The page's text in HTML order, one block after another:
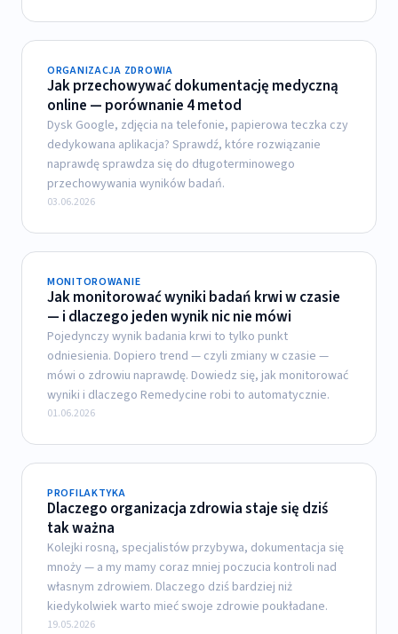
ORGANIZACJA ZDROWIA
Jak przechowywać dokumentację medyczną
online — porównanie 4 metod
Dysk Google, zdjęcia na telefonie, papierowa teczka czy
dedykowana aplikacja? Sprawdź, które rozwiązanie
naprawdę sprawdza się do długoterminowego
przechowywania wyników badań.
03.06.2026
MONITOROWANIE
Jak monitorować wyniki badań krwi w czasie
— i dlaczego jeden wynik nic nie mówi
Pojedynczy wynik badania krwi to tylko punkt
odniesienia. Dopiero trend — czyli zmiany w czasie —
mówi o zdrowiu naprawdę. Dowiedz się, jak monitorować
wyniki i dlaczego Remedycine robi to automatycznie.
01.06.2026
PROFILAKTYKA
Dlaczego organizacja zdrowia staje się dziś
tak ważna
Kolejki rosną, specjalistów przybywa, dokumentacja się
mnoży — a my mamy coraz mniej poczucia kontroli nad
własnym zdrowiem. Dlaczego dziś bardziej niż
kiedykolwiek warto mieć swoje zdrowie poukładane.
19.05.2026